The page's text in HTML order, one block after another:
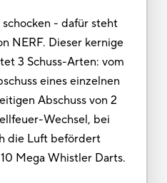
- dafür steht
NERF. Dieser kernige
3 Schuss-Arten: vom
eines einzelnen
Abschuss von 2
Wechsel, bei
die Luft befördert
Mega Whistler Darts.